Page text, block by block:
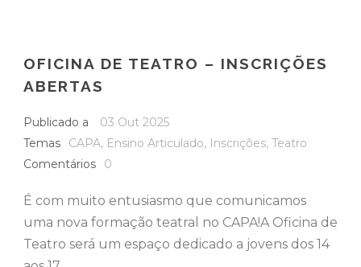
OFICINA DE TEATRO – INSCRIÇÕES
ABERTAS
Publicado a
03 Out 2025
Temas
CAPA, Ensino Articulado, Inscrições, Teatro
Comentários
0
É com muito entusiasmo que comunicamos
uma nova formação teatral no CAPA!A Oficina de
Teatro será um espaço dedicado a jovens dos 14